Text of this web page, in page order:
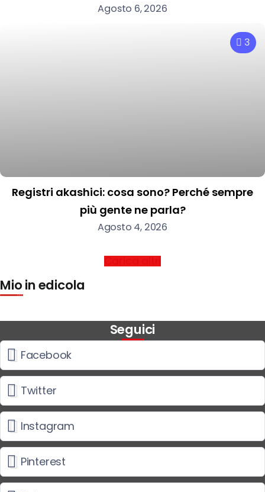
Agosto 6, 2026
3
Registri akashici: cosa sono? Perché sempre
più gente ne parla?
Agosto 4, 2026
Carica altri
Mio in edicola
Seguici
Facebook
Twitter
Instagram
Pinterest